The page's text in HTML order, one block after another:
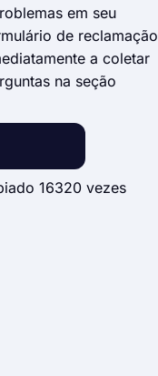
em seu
de reclamação
a coletar
na seção
16320 vezes